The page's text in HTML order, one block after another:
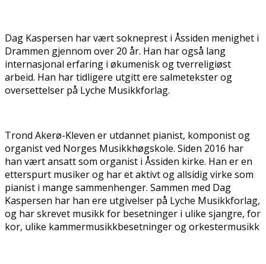
Dag Kaspersen har vært sokneprest i Åssiden menighet i
Drammen gjennom over 20 år. Han har også lang
internasjonal erfaring i økumenisk og tverreligiøst
arbeid. Han har tidligere utgitt flere salmetekster og
oversettelser på Lyche Musikkforlag.
Trond Akerø-Kleven er utdannet pianist, komponist og
organist ved Norges Musikkhøgskole. Siden 2016 har
han vært ansatt som organist i Åssiden kirke. Han er en
etterspurt musiker og har et aktivt og allsidig virke som
pianist i mange sammenhenger. Sammen med Dag
Kaspersen har han flere utgivelser på Lyche Musikkforlag,
og har skrevet musikk for besetninger i ulike sjangre, for
kor, ulike kammermusikkbesetninger og orkestermusikk